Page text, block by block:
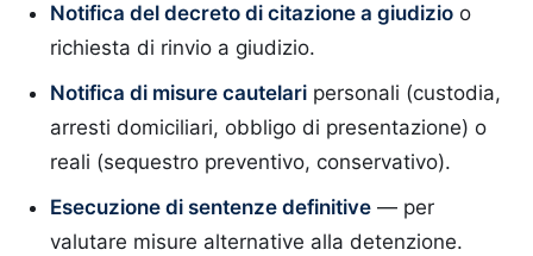
Notifica del decreto di citazione a giudizio o
richiesta di rinvio a giudizio.
Notifica di misure cautelari personali (custodia,
arresti domiciliari, obbligo di presentazione) o
reali (sequestro preventivo, conservativo).
Esecuzione di sentenze definitive — per
valutare misure alternative alla detenzione.